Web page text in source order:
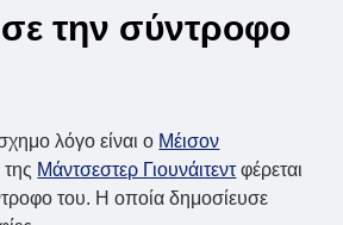
την σύντροφο
λόγο είναι ο Μέισον
Μάντσεστερ Γιουνάιτεντφέρεται
του. Η οποία δημοσίευσε